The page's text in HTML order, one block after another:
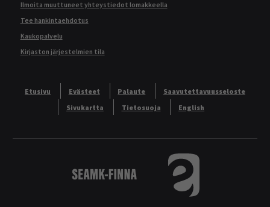
Ilmoita muuttuneet yhteystiedot lomakkeella
Tee hankintaehdotus
Kaukopalvelu
Kirjaston järjestelmien tila
Etusivu Evästeet Palaute
Saavutettavuusseloste
Sivukartta
Tietosuoja English
Logo Tietokannat